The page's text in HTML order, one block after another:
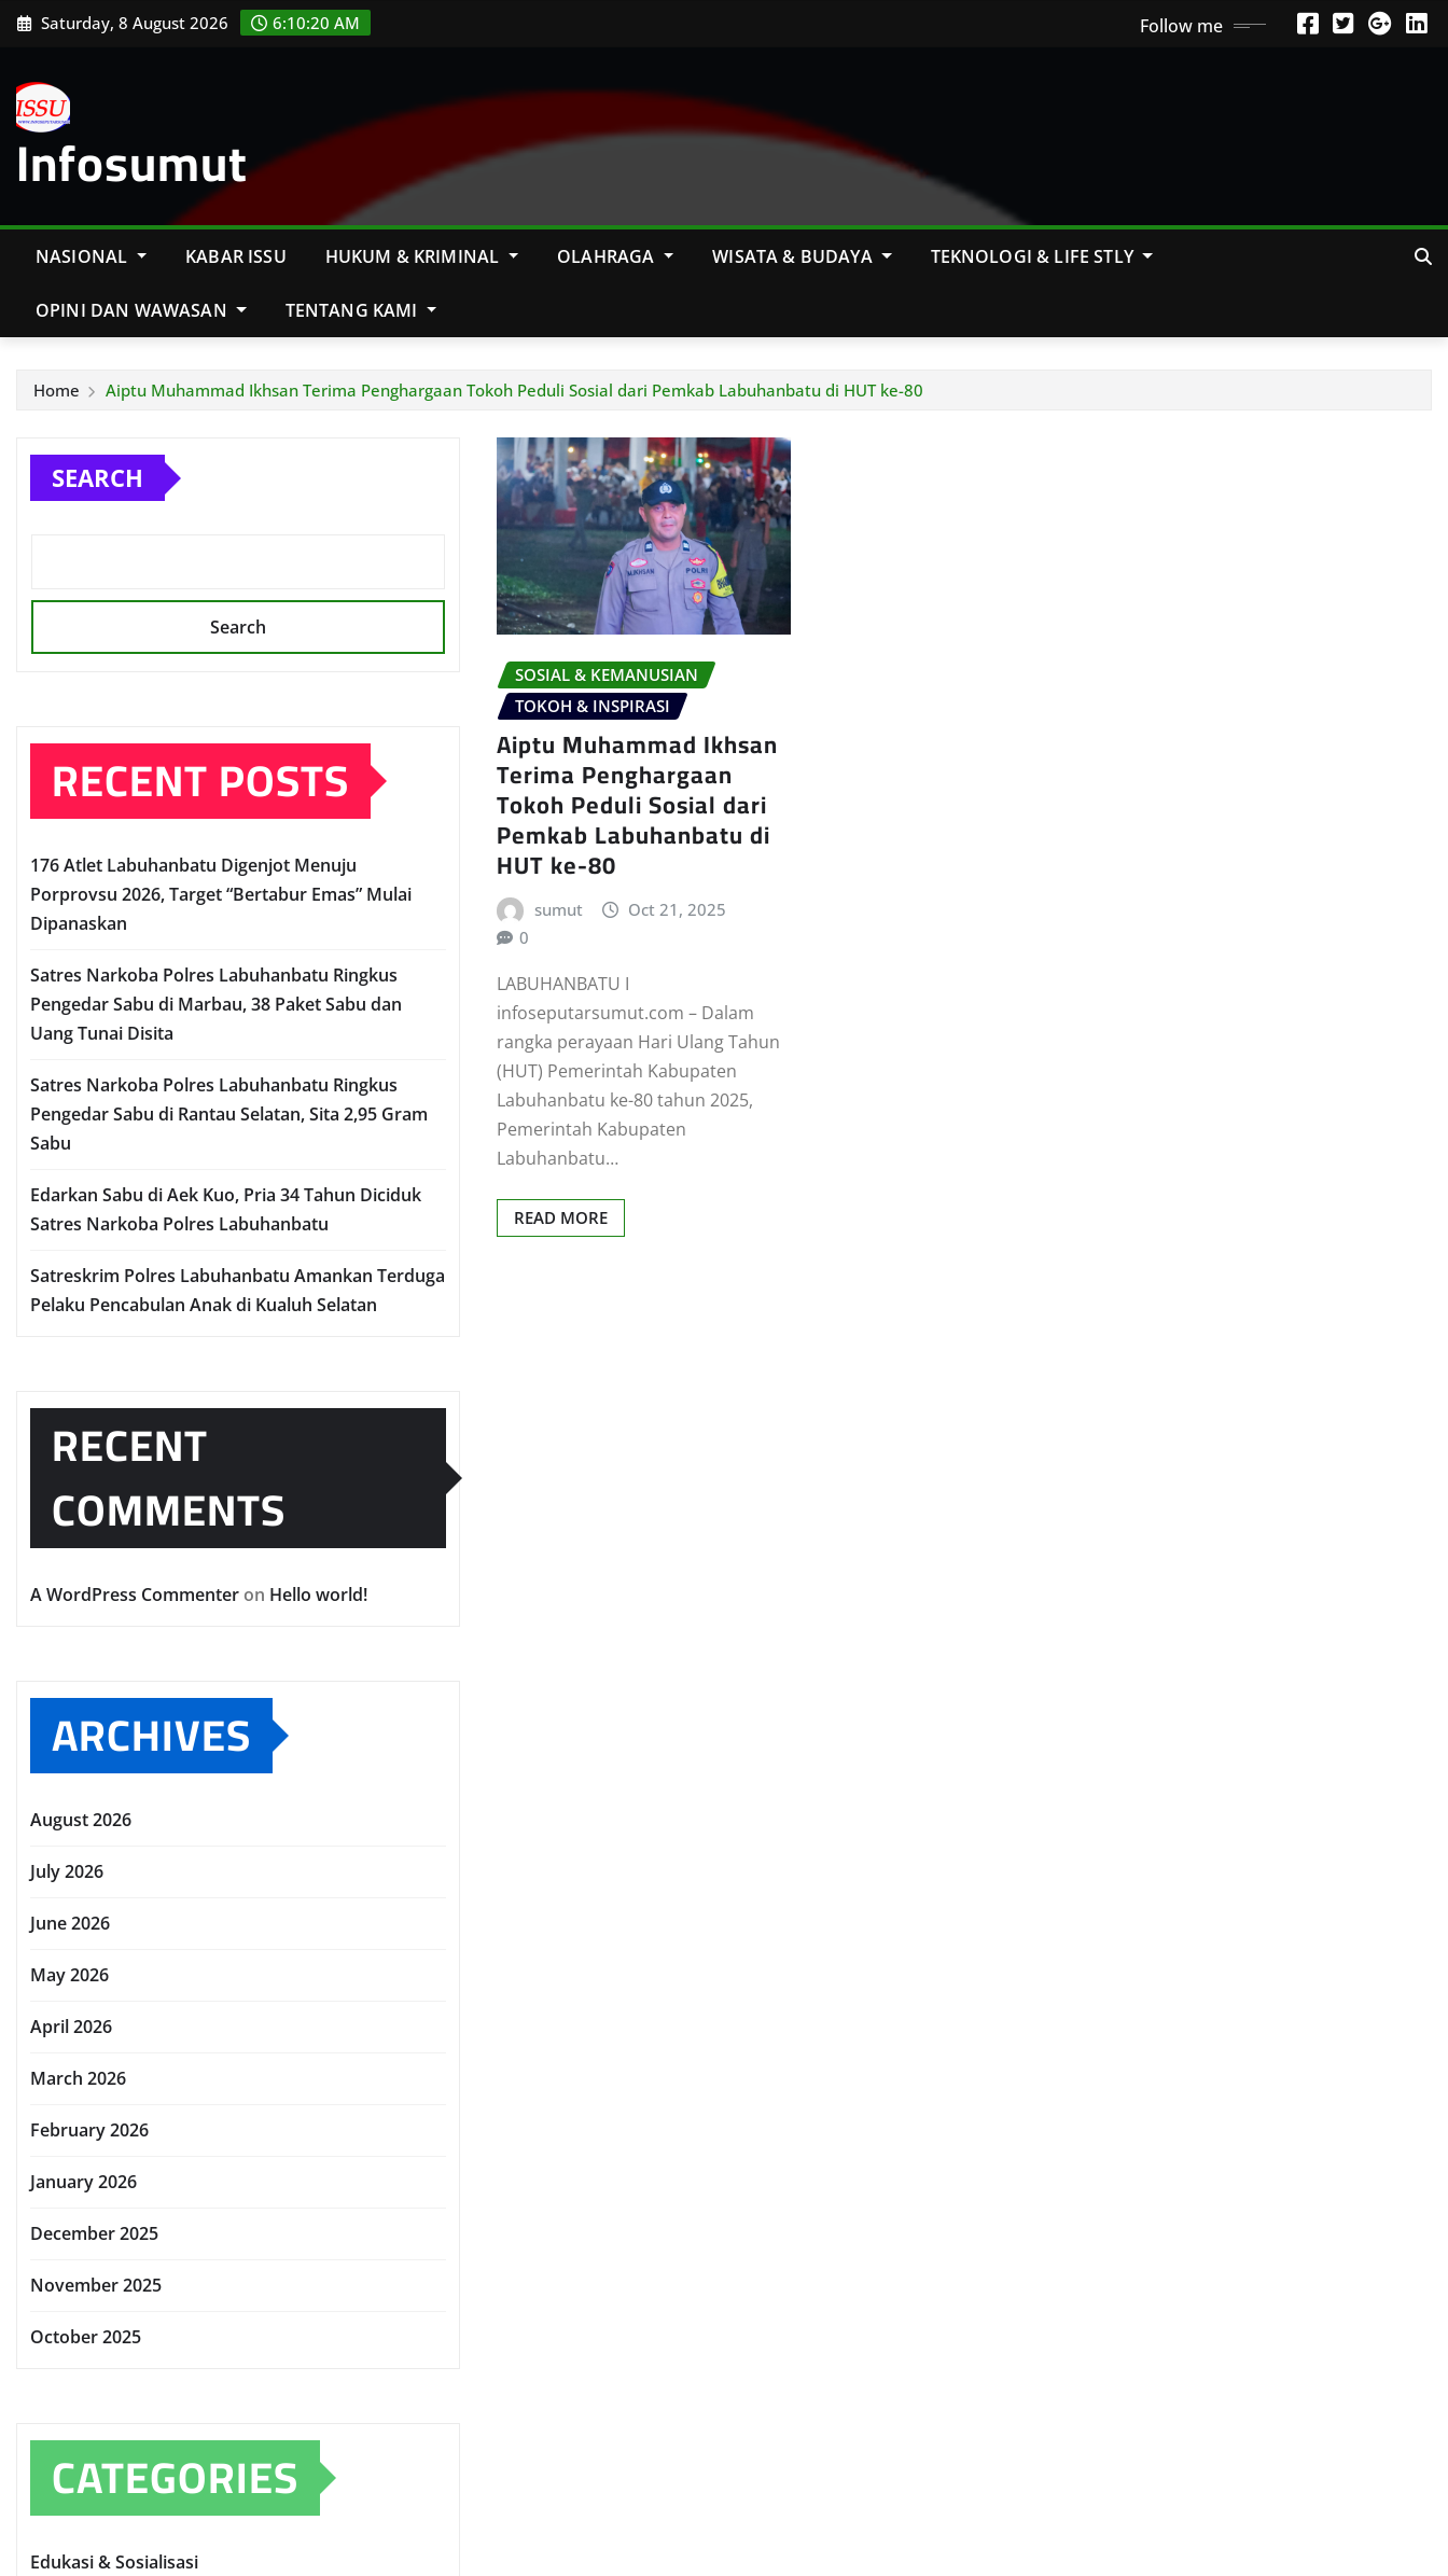
Skip Saturday, 8 August 2026 6:10:21 AM Follow me
Infosumut
NASIONAL KABAR ISSU HUKUM & KRIMINAL OLAHRAGA WISATA & BUDAYA TEKNOLOGI & LIFE STLY
OPINI DAN WAWASAN TENTANG KAMI
Home Aiptu Muhammad Ikhsan Terima Penghargaan Tokoh Peduli Sosial dari Pemkab Labuhanbatu di HUT ke-80
SEARCH
Search
RECENT POSTS
176 Atlet Labuhanbatu Digenjot Menuju
Porprovsu 2026, Target “Bertabur Emas” Mulai
Dipanaskan
Satres Narkoba Polres Labuhanbatu Ringkus
Pengedar Sabu di Marbau, 38 Paket Sabu dan
Uang Tunai Disita
Satres Narkoba Polres Labuhanbatu Ringkus
Pengedar Sabu di Rantau Selatan, Sita 2,95 Gram
Sabu
Edarkan Sabu di Aek Kuo, Pria 34 Tahun Diciduk
Satres Narkoba Polres Labuhanbatu
Satreskrim Polres Labuhanbatu Amankan Terduga
Pelaku Pencabulan Anak di Kualuh Selatan
RECENT
COMMENTS
A WordPress Commenter on Hello world!
ARCHIVES
August 2026
July 2026
June 2026
May 2026
April 2026
March 2026
February 2026
January 2026
December 2025
November 2025
October 2025
CATEGORIES
Edukasi & Sosialisasi
SOSIAL & KEMANUSIAN
TOKOH & INSPIRASI
Aiptu Muhammad Ikhsan
Terima Penghargaan
Tokoh Peduli Sosial dari
Pemkab Labuhanbatu di
HUT ke-80
sumut
Oct 21, 2025
0
LABUHANBATU I
infoseputarsumut.com – Dalam
rangka perayaan Hari Ulang Tahun
(HUT) Pemerintah Kabupaten
Labuhanbatu ke-80 tahun 2025,
Pemerintah Kabupaten
Labuhanbatu…
READ MORE